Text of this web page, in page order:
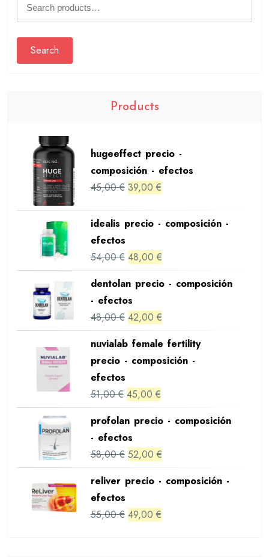
Search
Products
hugeeffect precio -
composición - efectos
45,00€ Original
was:
39,00 €Current
is:
idealis precio - composición -
efectos
54,00€ Original
was:
54,00 €.
48,00 €Current
is:
48,00 €.
dentolan precio - composición
- efectos
48,00€ Original
was:
48,00 €.
42,00 €Current
is:
42,00 €.
nuvialab female fertility
precio - composición -
efectos
51,00€ Original
was:
51,00 €.
45,00 €Current
is:
45,00 €.
profolan precio - composición
- efectos
58,00€ Original
was:
58,00 €.
52,00 €Current
is:
52,00 €.
reliver precio - composición -
efectos
55,00€ Original
49,00 €Current